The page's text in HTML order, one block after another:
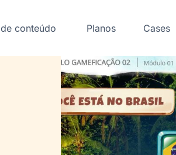
conteúdo Planos Cases